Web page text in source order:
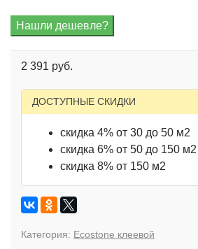
2 391 руб.
ДОСТУПНЫЕ СКИДКИ
скидка 4% от 30 до 50 м2
скидка 6% от 50 до 150 м2
скидка 8% от 150 м2
Категория: Ecostone клеевой